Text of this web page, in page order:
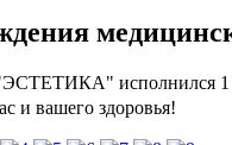
исполнился 1
и вашего здоровья!